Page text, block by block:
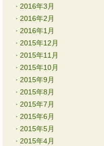
2016年3月
2016年2月
2016年1月
2015年12月
2015年11月
2015年10月
2015年9月
2015年8月
2015年7月
2015年6月
2015年5月
2015年4月